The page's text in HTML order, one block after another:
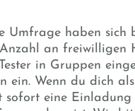
Umfrage haben sich
an freiwilligen
in Gruppen
ein. Wenn du dich
sofort eine